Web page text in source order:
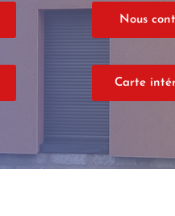
Nous
Carte